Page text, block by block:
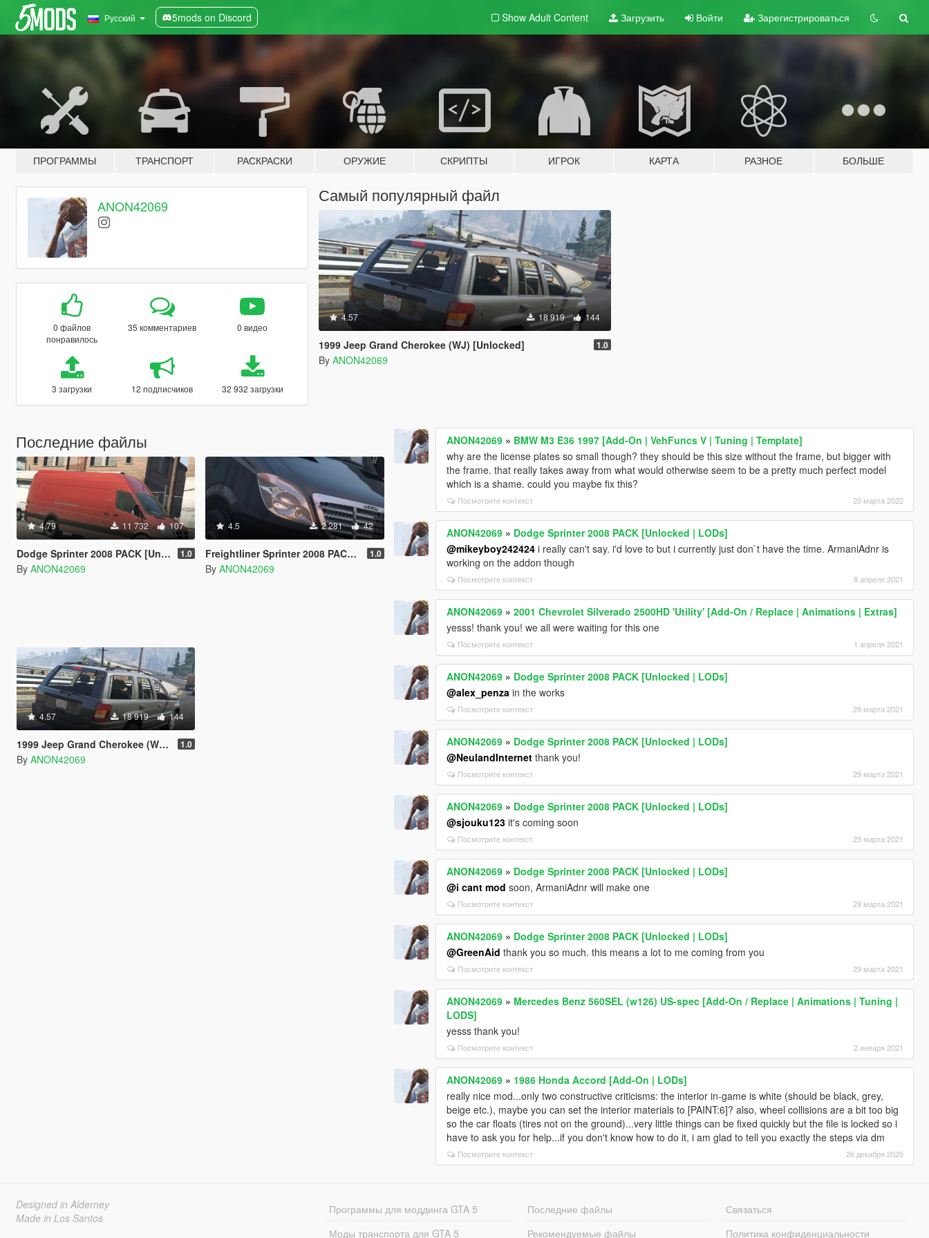
Русский 5mods on Discord Show Adult Content Загрузить Войти Зарегистрироваться
ПРОГРАММЫ ТРАНСПОРТ РАСКРАСКИ ОРУЖИЕ СКРИПТЫ ИГРОК КАРТА РАЗНОЕ БОЛЬШЕ
ANON42069
0 файлов
понравилось
35 комментариев 0 видео
3 загрузки 12 подписчиков 32 932 загрузки
Самый популярный файл
4.57 18 919 144
1999 Jeep Grand Cherokee (WJ) [Unlocked] 1.0
By ANON42069
Последние файлы
4.79 11 732 107
Dodge Sprinter 2008 PACK [Unlocked | LODs] 1.0
By ANON42069
4.5 2 281 42
Freightliner Sprinter 2008 PACK [Unlocked] 1.0
By ANON42069
4.57 18 919 144
1999 Jeep Grand Cherokee (WJ) [Unlocked] 1.0
By ANON42069
ANON42069 » BMW M3 E36 1997 [Add-On | VehFuncs V | Tuning | Template]
why are the license plates so small though? they should be this size without the frame, but bigger with
the frame. that really takes away from what would otherwise seem to be a pretty much perfect model
which is a shame. could you maybe fix this?
Посмотрите контекст 20 марта 2022
ANON42069 » Dodge Sprinter 2008 PACK [Unlocked | LODs]
@mikeyboy242424 i really can't say. i'd love to but i currently just don`t have the time. ArmaniAdnr is
working on the addon though
Посмотрите контекст 8 апреля 2021
ANON42069 »2001 Chevrolet Silverado 2500HD 'Utility' [Add-On / Replace | Animations | Extras]
yesss! thank you! we all were waiting for this one
Посмотрите контекст 1 апреля 2021
ANON42069 » Dodge Sprinter 2008 PACK [Unlocked | LODs]
@alex_penza in the works
Посмотрите контекст 29 марта 2021
ANON42069 » Dodge Sprinter 2008 PACK [Unlocked | LODs]
@NeulandInternet thank you!
Посмотрите контекст 29 марта 2021
ANON42069 » Dodge Sprinter 2008 PACK [Unlocked | LODs]
@sjouku123 it's coming soon
Посмотрите контекст 29 марта 2021
ANON42069 » Dodge Sprinter 2008 PACK [Unlocked | LODs]
@i cant mod soon, ArmaniAdnr will make one
Посмотрите контекст 29 марта 2021
ANON42069 » Dodge Sprinter 2008 PACK [Unlocked | LODs]
@GreenAid thank you so much. this means a lot to me coming from you
Посмотрите контекст 29 марта 2021
ANON42069 » Mercedes Benz 560SEL (w126) US-spec [Add-On / Replace | Animations | Tuning |
LODS]
yesss thank you!
Посмотрите контекст 2 января 2021
ANON42069 » 1986 Honda Accord [Add-On | LODs]
really nice mod...only two constructive criticisms: the interior in-game is white (should be black, grey,
beige etc.), maybe you can set the interior materials to [PAINT:6]? also, wheel collisions are a bit too big
so the car floats (tires not on the ground)...very little things can be fixed quickly but the file is locked so i
have to ask you for help...if you don't know how to do it, i am glad to tell you exactly the steps via dm
Посмотрите контекст 26 декабря 2020
Designed in Alderney
Made in Los Santos
Программы для моддинга GTA 5
Моды транспорта для GTA 5
Последние файлы
Рекомендуемые файлы
Связаться
Политика конфиденциальности